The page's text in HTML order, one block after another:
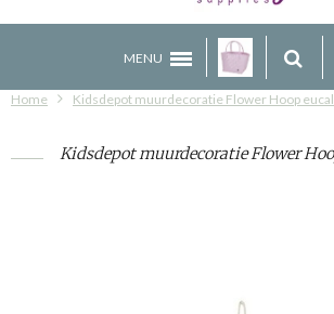
MENU
Home Kidsdepot muurdecoratie Flower Hoop
Kidsdepot muurdecoratie Flower